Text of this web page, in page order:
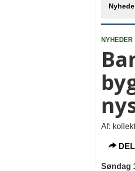
NYHEDER
Af:
DEL
Søndag